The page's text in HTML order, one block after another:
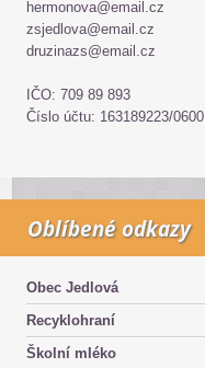
hermonova@email.cz
zsjedlova@email.cz
druzinazs@email.cz
IČO: 709 89 893
Číslo účtu: 163189223/0600
Oblíbené odkazy
Obec Jedlová
Recyklohraní
Školní mléko